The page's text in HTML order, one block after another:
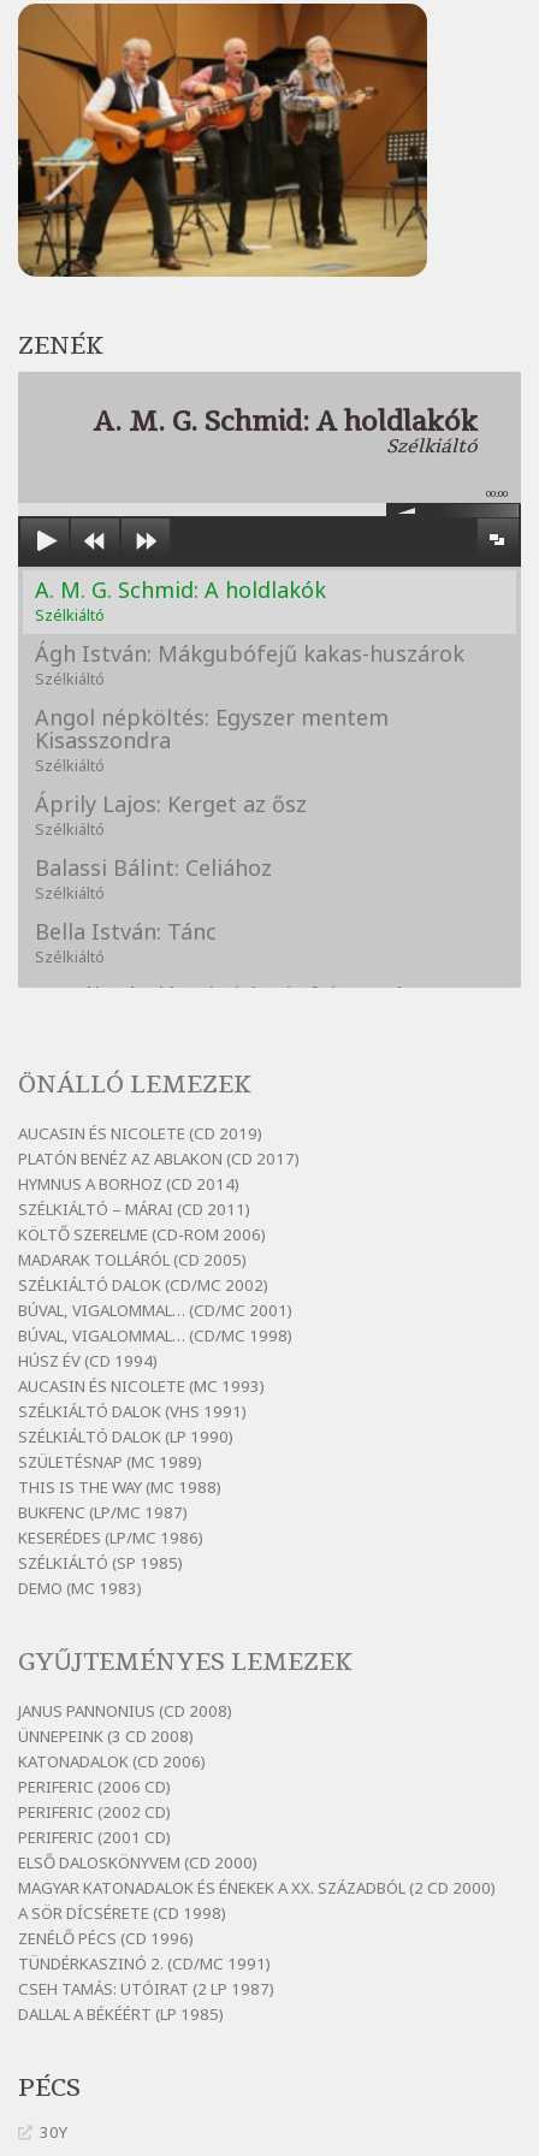
ZENÉK
A. M. G. Schmid: A holdlakók
Szélkiáltó
00:00
A. M. G. Schmid: A holdlakók
Szélkiáltó
Ágh István: Mákgubófejű kakas-huszárok
Szélkiáltó
Angol népköltés: Egyszer mentem
Kisasszondra
Szélkiáltó
Áprily Lajos: Kerget az ősz
Szélkiáltó
Balassi Bálint: Celiához
Szélkiáltó
Bella István: Tánc
Szélkiáltó
Bertók László: A kukára is fel vagy írva
Szélkiáltó
Bertók László: Az arcodra, ha nem vigyázol
Szélkiáltó
Bertók László: Dinnye Döme
Szélkiáltó
Bertók László: Diófa-levélen
Szélkiáltó
Bertók László: El-elképzelem a falansztert
Szélkiáltó
Bertók László: Elmenni kevés, itt maradni
sok
Szélkiáltó
Bertók László: Mintha már pénteken
vasárnap
Szélkiáltó
Bertók László: Ó, az a hol volt vicinális
Bertók László: Vásáros
Szélkiáltó
Bertók László: Vizibolt
Szélkiáltó
Bornemissza Endre: Szitakötő
Szélkiáltó
Detlev von Liliencron: Bölcsődal
Szélkiáltó
Fenyvesi Béla: Lesz-e még menedék?
Szélkiáltó
Fenyvesi Béla: Szélkiáltó kánon
Szélkiáltó
Szélkiáltó
Galambosi László: Kalapos
ÖNÁLLÓ LEMEZEK
AUCASIN ÉS NICOLETE (CD 2019)
PLATÓN BENÉZ AZ ABLAKON (CD 2017)
HYMNUS A BORHOZ (CD 2014)
SZÉLKIÁLTÓ – MÁRAI (CD 2011)
KÖLTŐ SZERELME (CD-ROM 2006)
MADARAK TOLLÁRÓL (CD 2005)
SZÉLKIÁLTÓ DALOK (CD/MC 2002)
BÚVAL, VIGALOMMAL… (CD/MC 2001)
BÚVAL, VIGALOMMAL… (CD/MC 1998)
HÚSZ ÉV (CD 1994)
AUCASIN ÉS NICOLETE (MC 1993)
SZÉLKIÁLTÓ DALOK (VHS 1991)
SZÉLKIÁLTÓ DALOK (LP 1990)
SZÜLETÉSNAP (MC 1989)
THIS IS THE WAY (MC 1988)
BUKFENC (LP/MC 1987)
KESERÉDES (LP/MC 1986)
SZÉLKIÁLTÓ (SP 1985)
DEMO (MC 1983)
GYŰJTEMÉNYES LEMEZEK
JANUS PANNONIUS (CD 2008)
ÜNNEPEINK (3 CD 2008)
KATONADALOK (CD 2006)
PERIFERIC (2006 CD)
PERIFERIC (2002 CD)
PERIFERIC (2001 CD)
ELSŐ DALOSKÖNYVEM (CD 2000)
MAGYAR KATONADALOK ÉS ÉNEKEK A XX. SZÁZADBÓL (2 CD 2000)
A SÖR DÍCSÉRETE (CD 1998)
ZENÉLŐ PÉCS (CD 1996)
TÜNDÉRKASZINÓ 2. (CD/MC 1991)
CSEH TAMÁS: UTÓIRAT (2 LP 1987)
DALLAL A BÉKÉÉRT (LP 1985)
PÉCS
30Y